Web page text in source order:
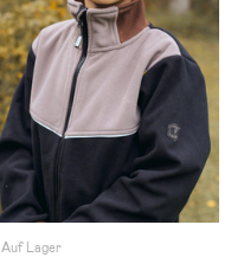
Auf Lager